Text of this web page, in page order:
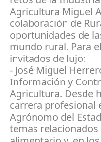
Agricultura Miguel
colaboración de
oportunidades de
mundo rural. Para
invitados de lujo:
- José Miguel
Información y
Agricultura. Desde
carrera profesional
Agrónomo del
temas